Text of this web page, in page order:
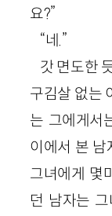
요?”
“네.”
갓 면도한
구김살 없는
는 그에게서
이에서 본 남
그녀에게 몇
던 남자는